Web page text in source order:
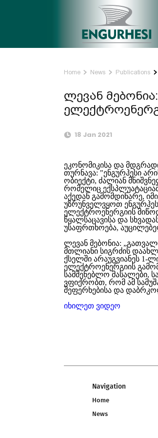
Home News Publications
ლევან
18 Jan 2021
ეკონომიკისა და
თურნავა: "ენგურჰესი
ობიექტი, ძალიან
რომელიც
აქედან გამომდინარე,
უზრუნველვყოთ
ელექტროენერგიის
წყალსაცავისა და
უსაფრთხოება,
ლევან მებონია:
მთლიანი სიგრძის
ქსელში არაუგვიანეს 1-
ელექტროენერგიის
სამშენებლო მასალები,
ვფიქრობთ, რომ ამ
შეფერხებისა და
იხილეთ ვიდეო
Navigation
Home
News